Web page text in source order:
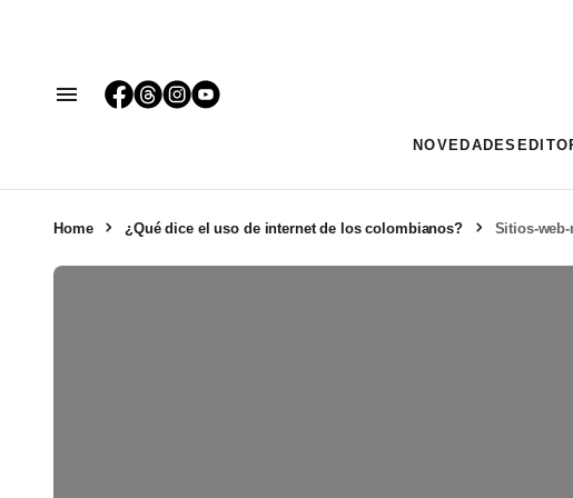
NOVEDADES
Home ¿Qué dice el uso de internet de los colombianos? Sitios-